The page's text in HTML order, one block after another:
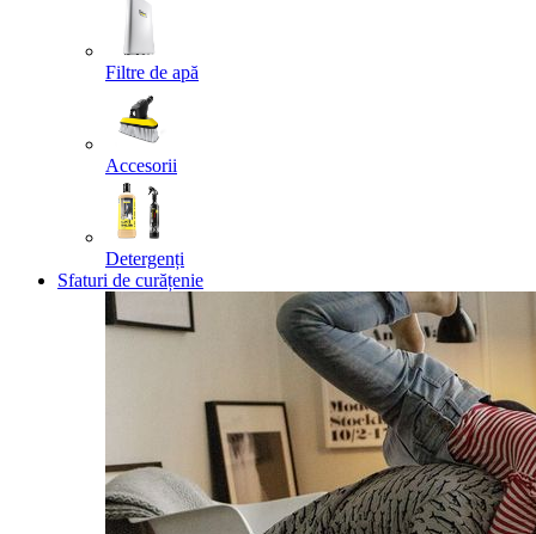
Filtre de apă
Accesorii
Detergenți
Sfaturi de curățenie